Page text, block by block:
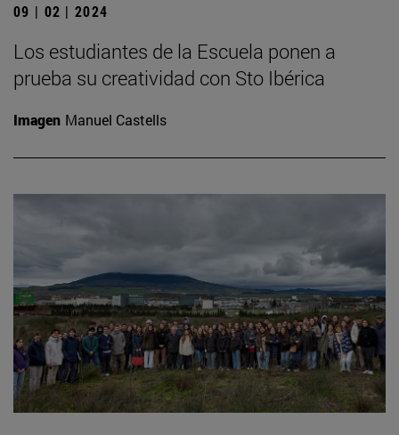
09 | 02 | 2024
Los estudiantes de la Escuela ponen a
prueba su creatividad con Sto Ibérica
Imagen Manuel Castells